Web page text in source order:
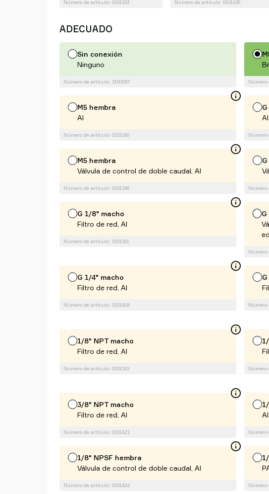
Número de artículo: 0101103 Número de artículo: 0101105
ADECUADO
Sin conexión
Ninguno
Número de artículo: 3150287 Número
M5 hembra
Al
Número de artículo: 0101160
Al
Número
M5 hembra
Válvula de control de doble caudal, Al
Número de artículo: 0101166 Número
G 1/8" macho
Filtro de red, Al
Número de artículo: 0101161
G
Número
G 1/4" macho
Filtro de red, Al
Número de artículo: 0101418 Número
1/8" NPT macho
Filtro de red, Al
Número de artículo: 0101162 Número
3/8" NPT macho
Filtro de red, Al
Número de artículo: 0101421
Al
Número
1/8" NPSF hembra
Válvula de control de doble caudal, Al
Número de artículo: 0101424 Número